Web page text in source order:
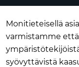
Monitieteisellä
varmistamme
syövyttävistä